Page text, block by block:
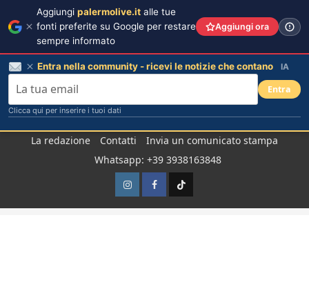
La redazione Contatti
Invia un comunicato stampa
Whatsapp: +39 3938163848
InstagramFacebook
TikTok
Aggiungi palermolive.it alle tue
fonti preferite su Google per restare
sempre informato
Aggiungi ora
Entra nella community - ricevi le notizie che contano IA
Entra
Clicca qui per inserire i tuoi dati